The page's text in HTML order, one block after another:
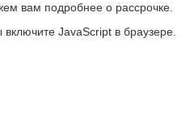
вам подробнее о рассрочке.
JavaScript в браузере.